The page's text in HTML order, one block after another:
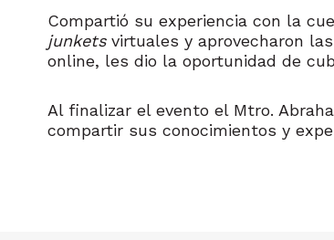
Compartió su experiencia con la
junkets virtuales y aprovecharon
online, les dio la oportunidad de
Al finalizar el evento el Mtro.
compartir sus conocimientos y